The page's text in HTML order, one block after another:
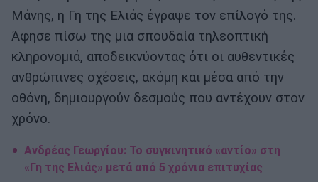
Μάνης, η Γη της Ελιάς έγραψε τον επίλογό της.
Άφησε πίσω της μια σπουδαία τηλεοπτική
κληρονομιά, αποδεικνύοντας ότι οι αυθεντικές
ανθρώπινες σχέσεις, ακόμη και μέσα από την
οθόνη, δημιουργούν δεσμούς που αντέχουν στον
χρόνο.
Ανδρέας Γεωργίου: Το συγκινητικό «αντίο» στη
«Γη της Ελιάς» μετά από 5 χρόνια επιτυχίας